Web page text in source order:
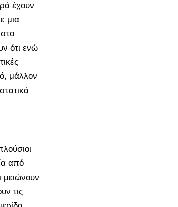
έχουν
μια
ότι ενώ
μάλλον
από
μειώνουν
τις